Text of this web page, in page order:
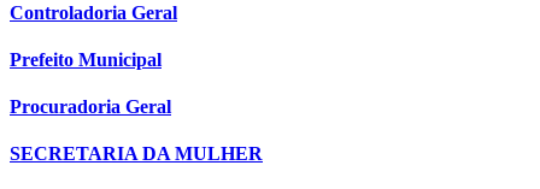
Controladoria Geral
Prefeito Municipal
Procuradoria Geral
SECRETARIA DA MULHER